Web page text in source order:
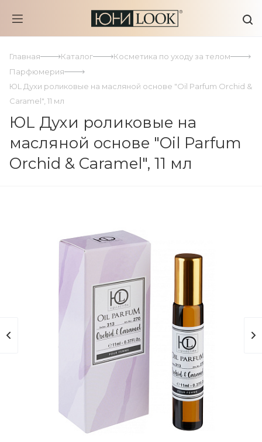
Главная Каталог
Косметика по уходу за телом
Парфюмерия
ЮL Духи роликовые на масляной основе "Oil Parfum Orchid &
Caramel", 11 мл
ЮL Духи роликовые на
масляной основе "Oil Parfum
Orchid & Caramel", 11 мл